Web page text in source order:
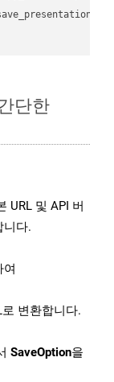
단한
URL 및 API 버
니다.
여
변환합니다.
SaveOption을